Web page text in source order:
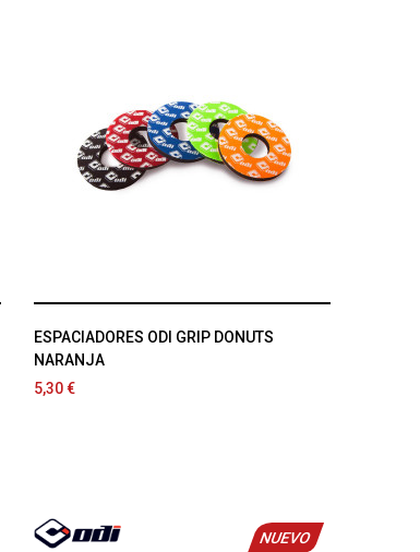
ESPACIADORES ODI GRIP DONUTS
NARANJA
5,30 €
NUEVO